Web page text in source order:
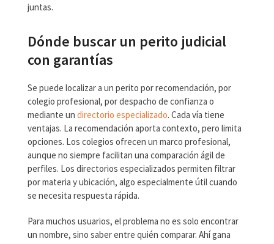
juntas.
Dónde buscar un perito judicial
con garantías
Se puede localizar a un perito por recomendación, por
colegio profesional, por despacho de confianza o
mediante un directorio especializado. Cada vía tiene
ventajas. La recomendación aporta contexto, pero limita
opciones. Los colegios ofrecen un marco profesional,
aunque no siempre facilitan una comparación ágil de
perfiles. Los directorios especializados permiten filtrar
por materia y ubicación, algo especialmente útil cuando
se necesita respuesta rápida.
Para muchos usuarios, el problema no es solo encontrar
un nombre, sino saber entre quién comparar. Ahí gana